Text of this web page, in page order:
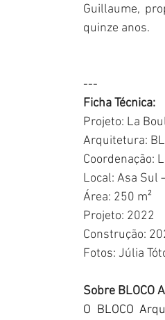
Guillaume,
quinze anos.
---
Ficha Técnica:
Projeto: La
Arquitetura:
Coordenação:
Local: Asa Sul
Área: 250 m²
Projeto: 2022
Construção:
Fotos: Júlia
Sobre BLOCO
O BLOCO